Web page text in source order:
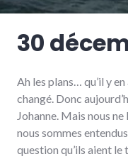
30
Ah les plans… qu’il y
changé. Donc
Johanne. Mais nous
nous sommes
question qu’ils aient le